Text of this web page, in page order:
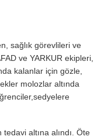
sağlık görevlileri ve
ve YARKUR ekipleri,
kalanlar için gözle,
molozlar altında
altına alındı. Öte